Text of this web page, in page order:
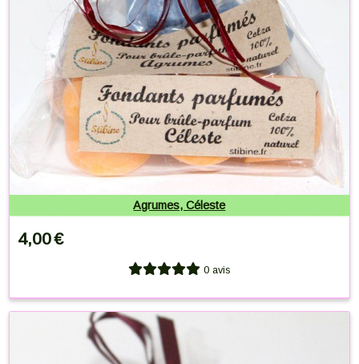
Agrumes, Céleste
4,00€
0 avis